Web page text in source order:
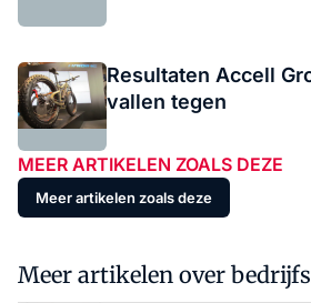
Resultaten Accell
vallen tegen
MEER ARTIKELEN ZOALS DEZE
Meer artikelen zoals deze
Meer artikelen over